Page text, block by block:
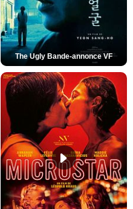
The Ugly Bande-annonce VF